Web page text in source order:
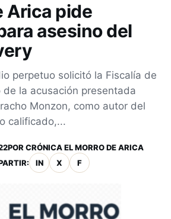
Arica pide
asesino del
perpetuo solicitó la Fiscalía de
de la acusación presentada
Monzon, como autor del
calificado,...
POR CRÓNICA EL MORRO DE ARICA
IN X F